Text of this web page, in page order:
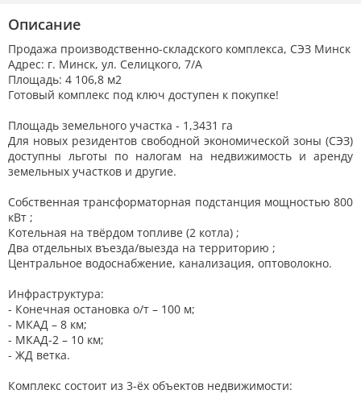
Описание
Продажа производственно-складского комплекса, СЭЗ Минск
Адрес: г. Минск, ул. Селицкого, 7/А
Площадь: 4 106,8 м2
Готовый комплекс под ключ доступен к покупке!
Площадь земельного участка - 1,3431 га
Для новых резидентов свободной экономической зоны (СЭЗ)
доступны льготы по налогам на недвижимость и аренду
земельных участков и другие.
Собственная трансформаторная подстанция мощностью 800
кВт ;
Котельная на твёрдом топливе (2 котла) ;
Два отдельных въезда/выезда на территорию ;
Центральное водоснабжение, канализация, оптоволокно.
Инфраструктура:
- Конечная остановка о/т – 100 м;
- МКАД – 8 км;
- МКАД-2 – 10 км;
- ЖД ветка.
Комплекс состоит из 3-ёх объектов недвижимости: